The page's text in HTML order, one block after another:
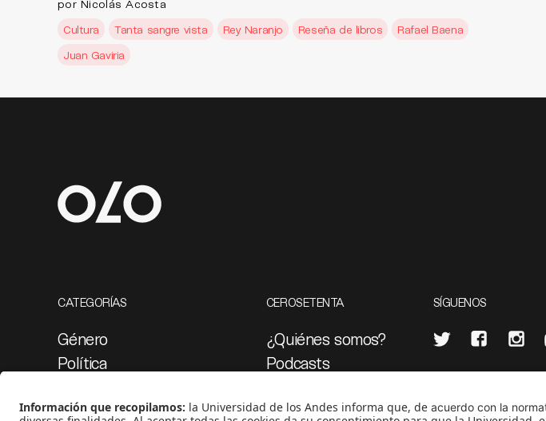
por Nicolás Acosta
Cultura
Tanta sangre vista Rey Naranjo Reseña de libros
Rafael Baena
Juan Gaviria
CATEGORÍAS
Género
Política
Medio ambiente
CEROSETENTA
¿Quiénes somos?
Podcasts
Proyectos 070
SÍGUENOS